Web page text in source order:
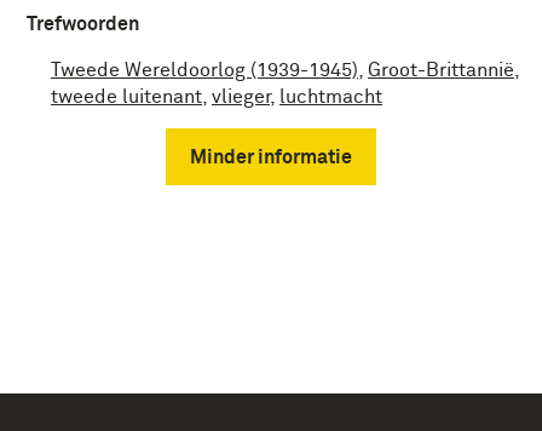
Trefwoorden
Tweede Wereldoorlog (1939-1945) Groot-Brittannië
tweede luitenant vlieger, luchtmacht
Minder informatie